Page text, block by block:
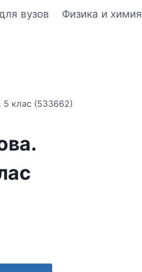
вузов Физика и химия
5 клас (533662)